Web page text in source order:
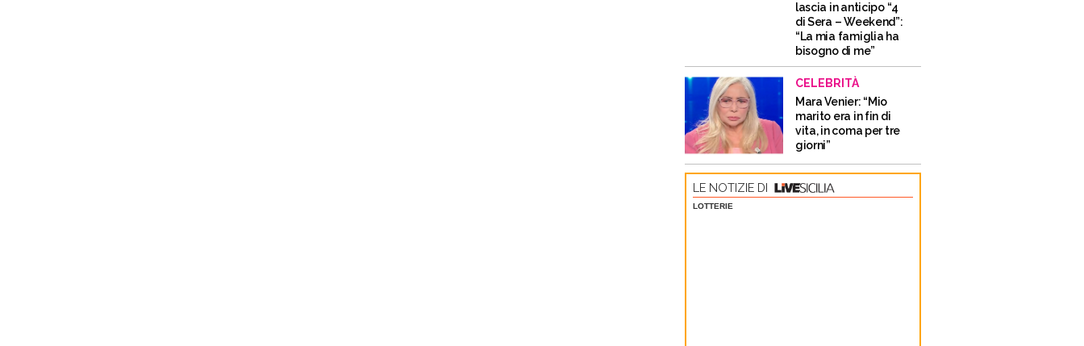
lascia in anticipo “4
di Sera – Weekend”:
“La mia famiglia ha
bisogno di me”
CELEBRITÀ
Mara Venier: “Mio
marito era in fin di
vita, in coma per tre
giorni”
LE NOTIZIE DI
LOTTERIE